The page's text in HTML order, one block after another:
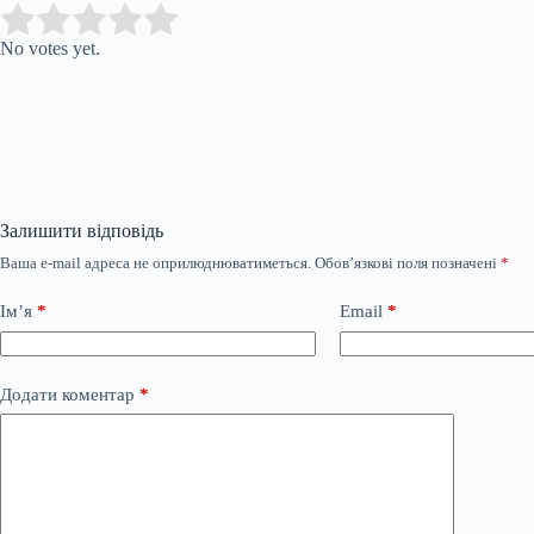
Rate this item:
No votes yet.
Залишити відповідь
Ваша e-mail адреса не оприлюднюватиметься. Обов’язкові поля позначені *
Ім’я * Email *
Додати коментар *